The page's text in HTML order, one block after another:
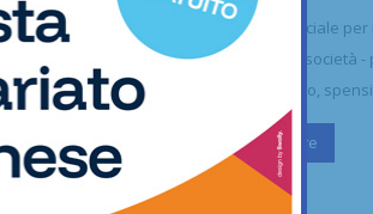
"Un'occasione speciale
sottolineano dalla società -
di puro divertimento,
Continua a leggere